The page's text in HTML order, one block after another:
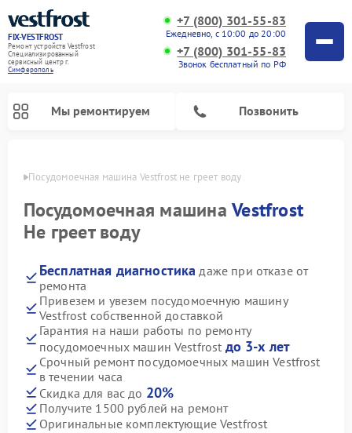
FIX-VESTFROST
Ремонт устройств Vestfrost
Специализированный
cервисный центр г.
Симферополь
+7 (800) 301-55-83
Ежедневно, с 10:00 до 20:00
+7 (800) 301-55-83
Звонок бесплатный по РФ
Мы ремонтируем Позвонить
Посудомоечная машина Vestfrost не греет воду
Посудомоечная машинаVestfrost
Не греет воду
Бесплатная диагностика даже при отказе от
ремонта
Привезем и увезем посудомоечную машину
Vestfrost собственной доставкой
Гарантия на наши работы по ремонту
посудомоечных машин Vestfrost до 3-х лет
Срочный ремонт посудомоечных машин Vestfrost
в течении часа
Скидка для вас до 20%
Получите 1500 рублей на ремонт
Оригинальные комплектующие Vestfrost